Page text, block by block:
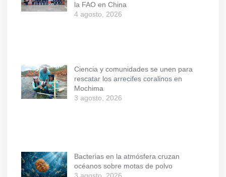
la FAO en China
4 agosto, 2026
Ciencia y comunidades se unen para
rescatar los arrecifes coralinos en
Mochima
3 agosto, 2026
Bacterias en la atmósfera cruzan
océanos sobre motas de polvo